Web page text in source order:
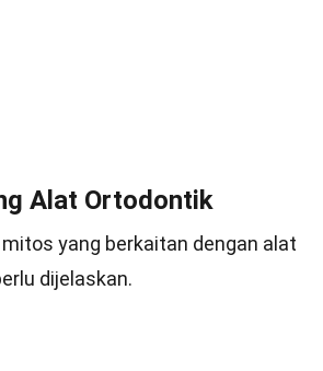
Alat Ortodontik
yang berkaitan dengan alat
dijelaskan.